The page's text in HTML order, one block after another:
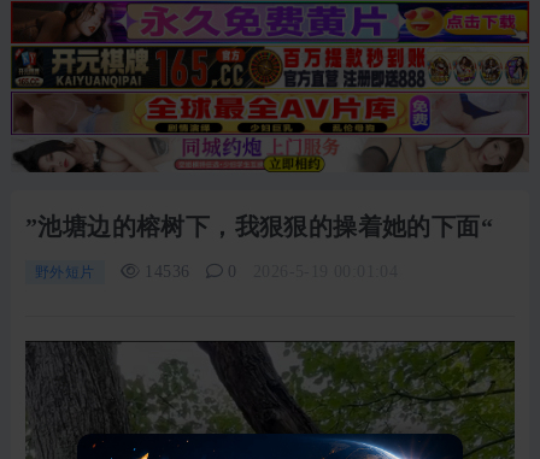
”池塘边的榕树下，我狠狠的操着她的下面“
野外短片 14536 0